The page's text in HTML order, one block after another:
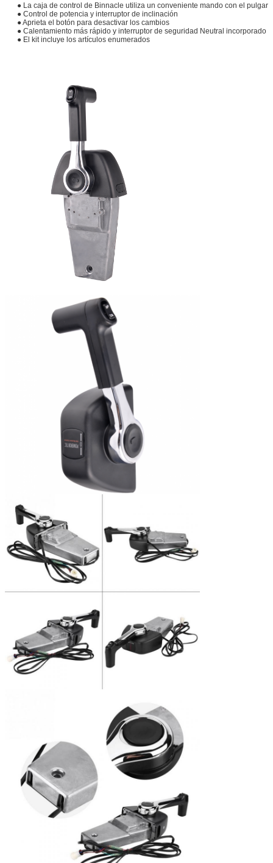
● La caja de control de Binnacle utiliza un conveniente mando con el pulgar
● Control de potencia y interruptor de inclinación
● Aprieta el botón para desactivar los cambios
● Calentamiento más rápido y interruptor de seguridad Neutral incorporado
● El kit incluye los artículos enumerados